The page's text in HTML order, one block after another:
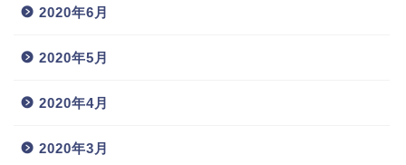
2020年6月
2020年5月
2020年4月
2020年3月